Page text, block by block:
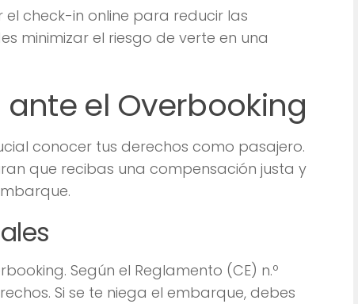
check-in online para reducir las
minimizar el riesgo de verte en una
el Overbooking
conocer tus derechos como pasajero.
que recibas una compensación justa y
Según el Reglamento (CE) n.º
Si se te niega el embarque, debes